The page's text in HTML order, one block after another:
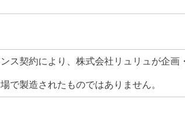
ス契約により、株式会社リュリュが企画
で製造されたものではありません。